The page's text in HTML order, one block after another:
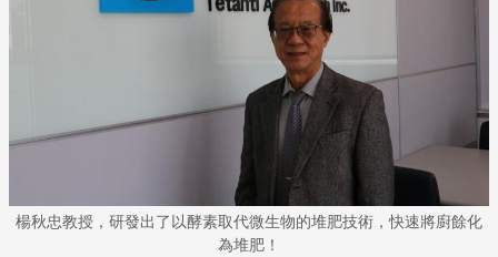
楊秋忠教授，研發出了以酵素取代微生物的堆肥技術，快速將廚餘化
為堆肥！